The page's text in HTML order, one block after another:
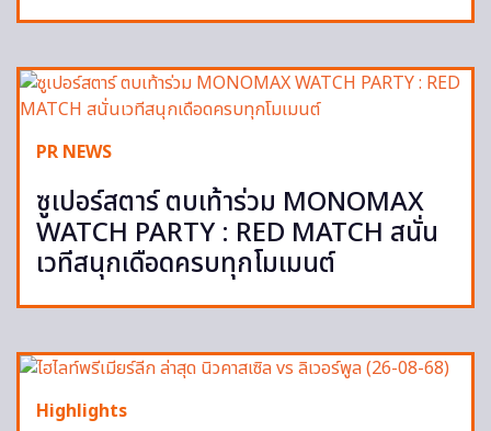
PR NEWS
ซูเปอร์สตาร์ ตบเท้าร่วม MONOMAX
WATCH PARTY : RED MATCH สนั่น
เวทีสนุกเดือดครบทุกโมเมนต์
Highlights